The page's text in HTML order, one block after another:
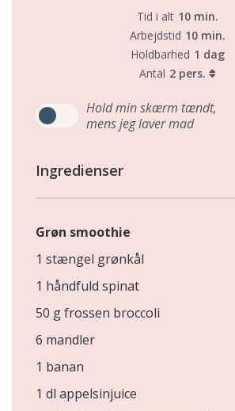
Tid i alt 10 min.
Arbejdstid 10 min.
Holdbarhed 1 dag
Antal 2 pers.
Hold min skærm tændt,
mens jeg laver mad
Ingredienser
Grøn smoothie
1 stængel grønkål
1 håndfuld spinat
50 g frossen broccoli
6 mandler
1 banan
1 dl appelsinjuice